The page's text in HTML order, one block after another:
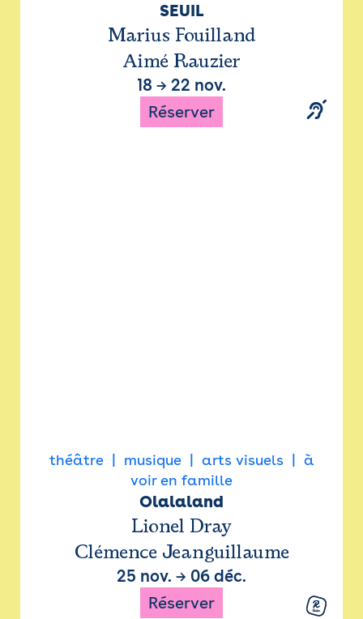
SEUIL
Marius Fouilland
Aimé Rauzier
18 → 22 nov.
Réserver
théâtre musique arts visuels
à
voir en famille
Olalaland
Lionel Dray
Clémence Jeanguillaume
25 nov. → 06 déc.
Réserver